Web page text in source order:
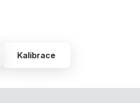
Kalibrace